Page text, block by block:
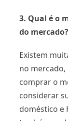
3. Qual é o
do mercado?
Existem
no mercado,
comprar o
considerar
doméstico e